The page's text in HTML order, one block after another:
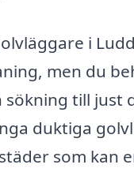
i
men du
sökning till just
duktiga
som kan